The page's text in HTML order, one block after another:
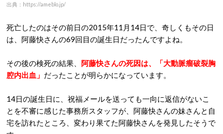
出典：https://ameblo.jp/
死亡したのはその前日の2015年11月14日で、奇しくもその日
は、阿藤快さんの69回目の誕生日だったんですよね。
その後の検死の結果、 阿藤快さんの死因は、「大動脈瘤破裂胸
腔内出血」 だったことが明らかになっています。
14日の誕生日に、祝福メールを送っても一向に返信がないこ
とを不審に感じた事務所スタッフが、阿藤快さんの妹さんと自
宅を訪れたところ、変わり果てた阿藤快さんを発見したそうで